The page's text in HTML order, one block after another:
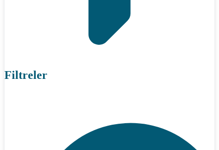
Filtreler